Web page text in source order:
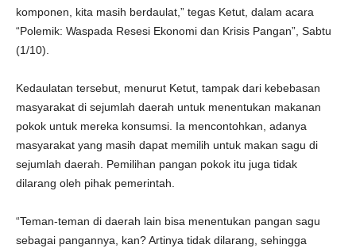
komponen, kita masih berdaulat,” tegas Ketut, dalam acara
“Polemik: Waspada Resesi Ekonomi dan Krisis Pangan”, Sabtu
(1/10).
Kedaulatan tersebut, menurut Ketut, tampak dari kebebasan
masyarakat di sejumlah daerah untuk menentukan makanan
pokok untuk mereka konsumsi. Ia mencontohkan, adanya
masyarakat yang masih dapat memilih untuk makan sagu di
sejumlah daerah. Pemilihan pangan pokok itu juga tidak
dilarang oleh pihak pemerintah.
“Teman-teman di daerah lain bisa menentukan pangan sagu
sebagai pangannya, kan? Artinya tidak dilarang, sehingga